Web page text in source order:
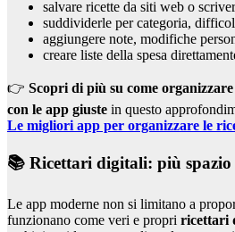
salvare ricette da siti web o
suddividerle per categoria,
aggiungere note, modifiche
creare liste della spesa
👉 Scopri di più su come
con le app giuste in questo
Le migliori app per organizzare le
📚 Ricettari digitali: più
Le app moderne non si limitano a
funzionano come veri e propri ricettari